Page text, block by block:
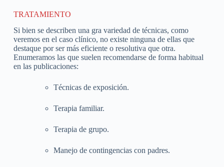
TRATAMIENTO
Si bien se describen una gra variedad de técnicas, como
veremos en el caso clínico, no existe ninguna de ellas que
destaque por ser más eficiente o resolutiva que otra.
Enumeramos las que suelen recomendarse de forma habitual
en las publicaciones:
Técnicas de exposición.
Terapia familiar.
Terapia de grupo.
Manejo de contingencias con padres.